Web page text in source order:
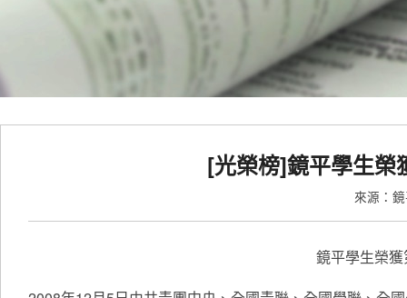
[光榮榜]鏡平學生榮
來源：
鏡平學生榮